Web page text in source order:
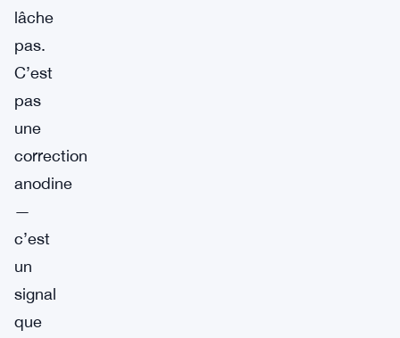
lâche
pas.
C’est
pas
une
correction
anodine
—
c’est
un
signal
que